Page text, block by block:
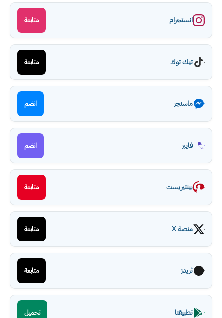
انستجرام متابعة
تيك توك متابعة
ماسنجر انضم
فايبر انضم
بينتيريست متابعة
منصة X متابعة
ثريدز متابعة
تطبيقنا تحميل